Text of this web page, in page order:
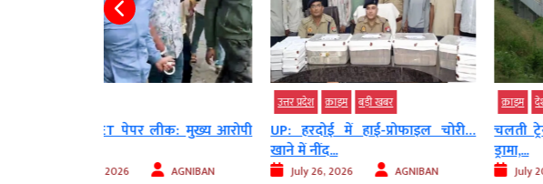
UP: हरदोई में हाई-प्रोफाइल चोरी…
July 26, 2026 AGNIBAN
क्राइम देश
चलती ट्रेन में चोरी के बाद हाईवोल्टेज
ड्रामा,...
July 20, 2026 AGNIBAN